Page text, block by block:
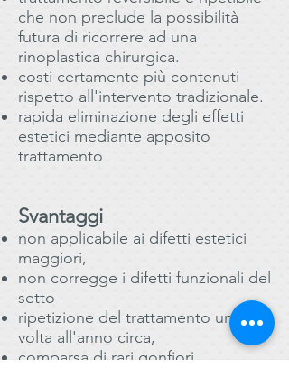
che non preclude la possibilità
futura di ricorrere ad una
rinoplastica chirurgica.
costi certamente più contenuti
rispetto all'intervento tradizionale.
rapida eliminazione degli effetti
estetici mediante apposito
trattamento
Svantaggi
non applicabile ai difetti estetici
maggiori,
non corregge i difetti funzionali del
setto
ripetizione del trattamento una
volta all'anno circa,
comparsa di rari gonfiori,